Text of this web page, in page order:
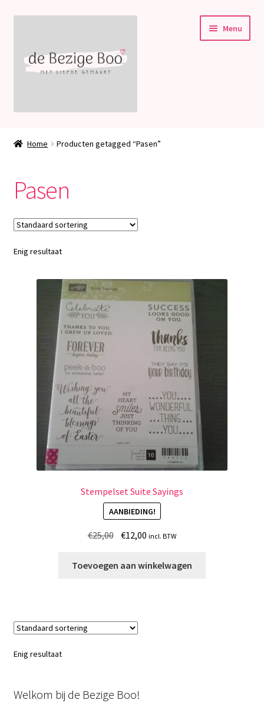
navigatie
inhoud
Menu
Blog
Contact
Home Producten getagged “Pasen”
Pasen
Enig resultaat
Stempelset Suite Sayings
AANBIEDING!
€25,00 Oorspronkelijke
was:
€12,00 Huidige
is:
incl. BTW
Toevoegen aan winkelwagen
Enig resultaat
Welkom bij de Bezige Boo!